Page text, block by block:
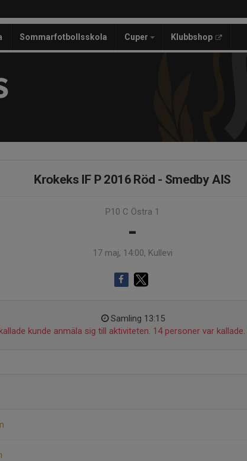
Sommarfotbollsskola Cuper Klubbshop
Krokeks IF P 2016 Röd - Smedby AIS
P10 C Östra 1
-
17 maj, 14:00, Kullevi
Samling 13:15
kunde anmäla sig till aktiviteten. 14 personer var kallade.